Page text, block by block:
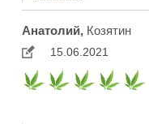
Анатолий,Козятин
15.06.2021